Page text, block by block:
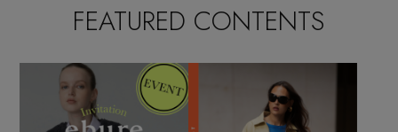
FEATURED CONTENTS